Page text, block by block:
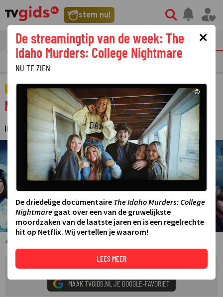
stem nu!
tvgids streaming nieuws
STREAMING
Netflix-serie Raising Dion geschrapt
IRMA TOMAS·27 APRIL 2022 20:52
Raising Dion
MAAK TVGIDS.NL JE GOOGLE-FAVORIET
×
De streamingtip van de week: The
Idaho Murders: College Nightmare
NU TE ZIEN
©
De driedelige documentaire The Idaho Murders: College
Nightmare gaat over een van de gruwelijkste
moordzaken van de laatste jaren en is een regelrechte
hit op Netflix. Wij vertellen je waarom!
LEES MEER